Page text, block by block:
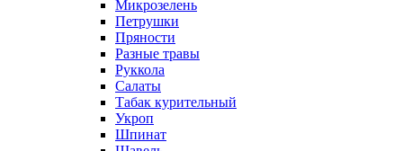
Микрозелень
Петрушки
Пряности
Разные травы
Руккола
Салаты
Табак курительный
Укроп
Шпинат